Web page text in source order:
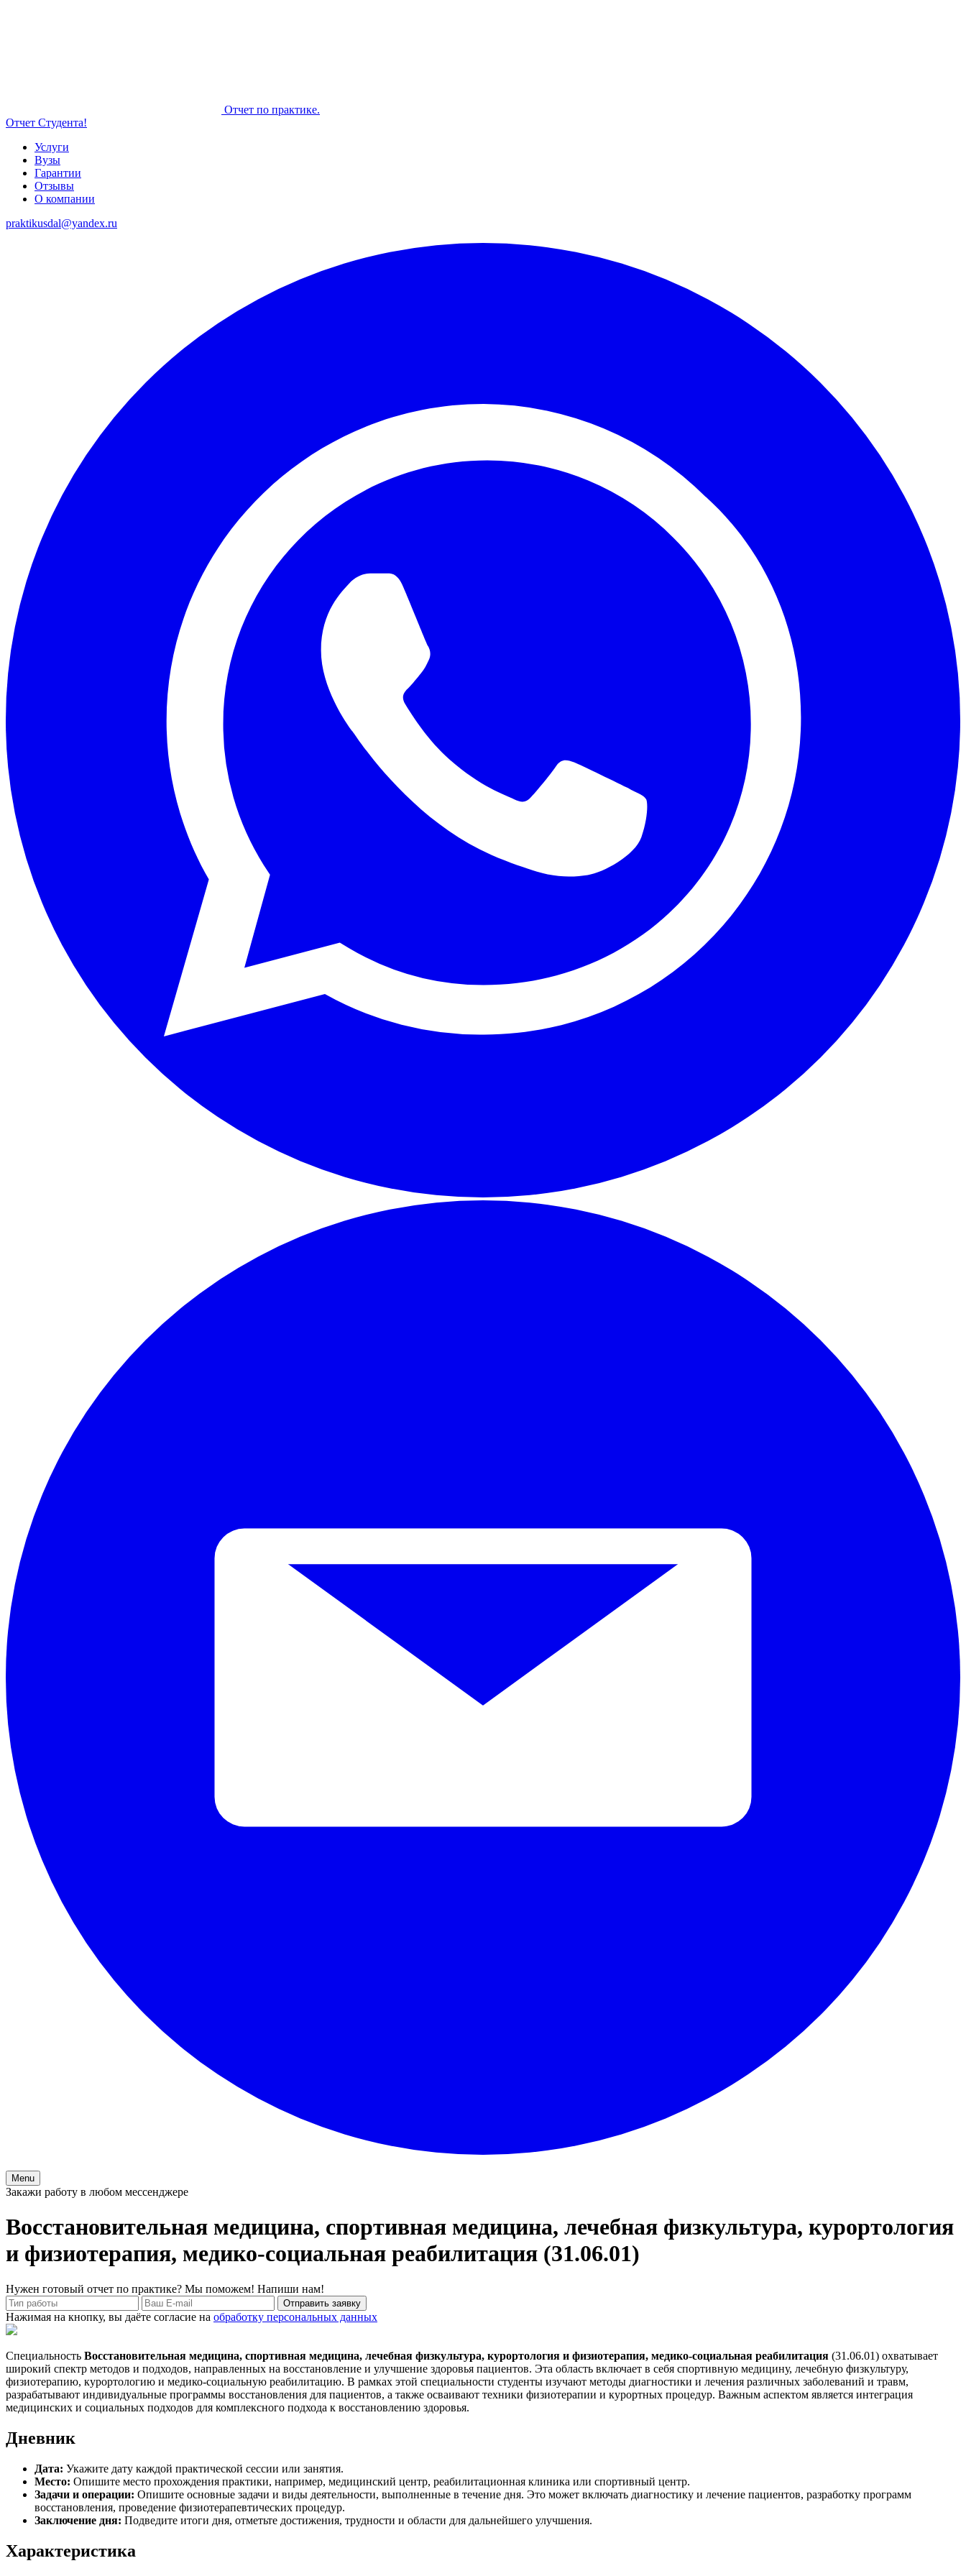
Отчет по практике.
Отчет Студента!
Услуги
Вузы
Гарантии
Отзывы
О компании
praktikusdal@yandex.ru
Menu
Закажи работу в любом мессенджере
Восстановительная медицина, спортивная медицина, лечебная физкультура, курортология
и физиотерапия, медико-социальная реабилитация (31.06.01)
Нужен готовый отчет по практике? Мы поможем! Напиши нам!
Отправить заявку
Нажимая на кнопку, вы даёте согласие на обработку персональных данных
Специальность Восстановительная медицина, спортивная медицина, лечебная физкультура, курортология и физиотерапия, медико-социальная реабилитация (31.06.01) охватывает
широкий спектр методов и подходов, направленных на восстановление и улучшение здоровья пациентов. Эта область включает в себя спортивную медицину, лечебную физкультуру,
физиотерапию, курортологию и медико-социальную реабилитацию. В рамках этой специальности студенты изучают методы диагностики и лечения различных заболеваний и травм,
разрабатывают индивидуальные программы восстановления для пациентов, а также осваивают техники физиотерапии и курортных процедур. Важным аспектом является интеграция
медицинских и социальных подходов для комплексного подхода к восстановлению здоровья.
Дневник
Дата: Укажите дату каждой практической сессии или занятия.
Место: Опишите место прохождения практики, например, медицинский центр, реабилитационная клиника или спортивный центр.
Задачи и операции: Опишите основные задачи и виды деятельности, выполненные в течение дня. Это может включать диагностику и лечение пациентов, разработку программ
восстановления, проведение физиотерапевтических процедур.
Заключение дня: Подведите итоги дня, отметьте достижения, трудности и области для дальнейшего улучшения.
Характеристика